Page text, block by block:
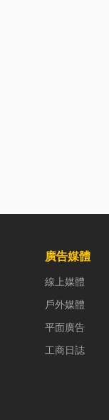
廣告媒體
線上媒體
戶外媒體
平面廣告
工商日誌